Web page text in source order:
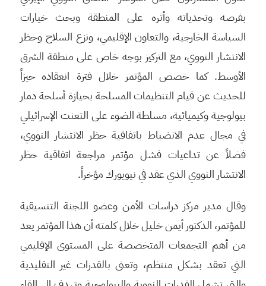
بفرصه وتحدياته وأثره على المنطقة وبحث خيارات
السياسة الخارجية، والتعاون الإقليمي، ونزع السلاح وحظر
الانتشار النووي، مع التركيز بوجه خاص على منطقة الشرق
الأوسط. كما خصص المؤتمر خلال فترة انعقاده حيزاً
للحديث عن قيام التنظيمات المسلحة بحيازة أسلحة دمار
بيولوجية وكيميائية، مسلطة الضوء على التعنت الإسرائيلي
في مجال عدم الانضباط باتفاقية حظر الانتشار النووي،
فضلاً عن تداعيات فشل مؤتمر مراجعة اتفاقية حظر
الانتشار النووي الذي عقد في نيويورك مؤخراً.
وقال مدير مركز دراسات الأمن وعضو اللجنة التنسيقية
للمؤتمر، الدكتور أيمن خليل خلال كلمته أن هذا المؤتمر يعد
من أهم التجمعات المتخصصة على المستوى الإقليمي
التي تعقد بشكل منتظم، وتعنى بالقدرات غير التقليدية